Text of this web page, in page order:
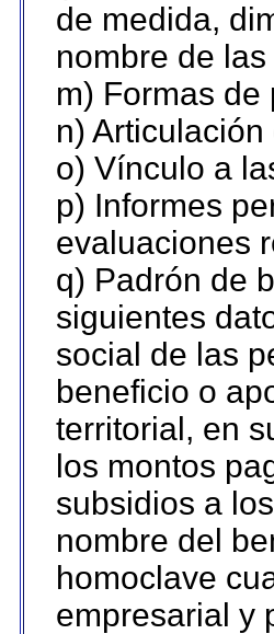
de medida,
nombre de
m) Formas
n)
o) Vínculo a
p) Informes
evaluaciones
q) Padrón de
siguientes
social de las
beneficio o
territorial, en
los montos
subsidios a
nombre del
homoclave
empresarial y